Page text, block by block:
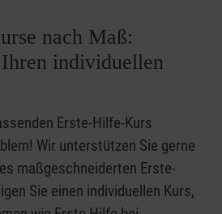
nach Maß:
individuellen
Erste-Hilfe-Kurs
Wir unterstützen Sie gerne
maßgeschneiderten Erste-
Sie einen individuellen Kurs,